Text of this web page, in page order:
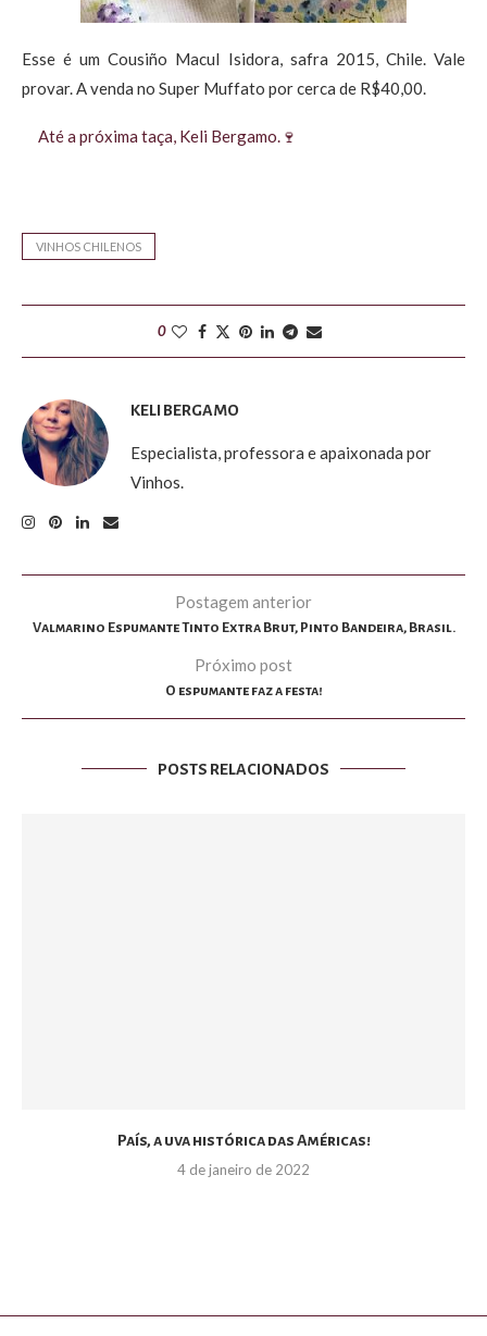
Esse é um Cousiño Macul Isidora, safra 2015, Chile. Vale
provar. A venda no Super Muffato por cerca de R$40,00.
Até a próxima taça, Keli Bergamo.🍷
VINHOS CHILENOS
0
KELI BERGAMO
Especialista, professora e apaixonada por
Vinhos.
Postagem anterior
Valmarino Espumante Tinto Extra Brut, Pinto Bandeira, Brasil.
Próximo post
O espumante faz a festa!
POSTS RELACIONADOS
País, a uva histórica das Américas!
4 de janeiro de 2022